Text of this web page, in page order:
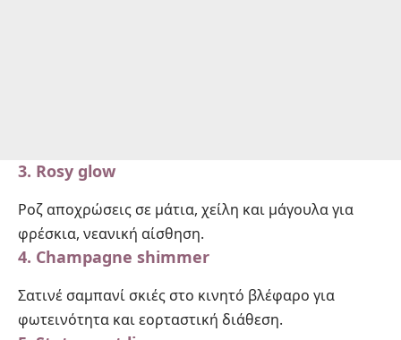
3. Rosy glow
Ροζ αποχρώσεις σε μάτια, χείλη και μάγουλα για
φρέσκια, νεανική αίσθηση.
4. Champagne shimmer
Σατινέ σαμπανί σκιές στο κινητό βλέφαρο για
φωτεινότητα και εορταστική διάθεση.